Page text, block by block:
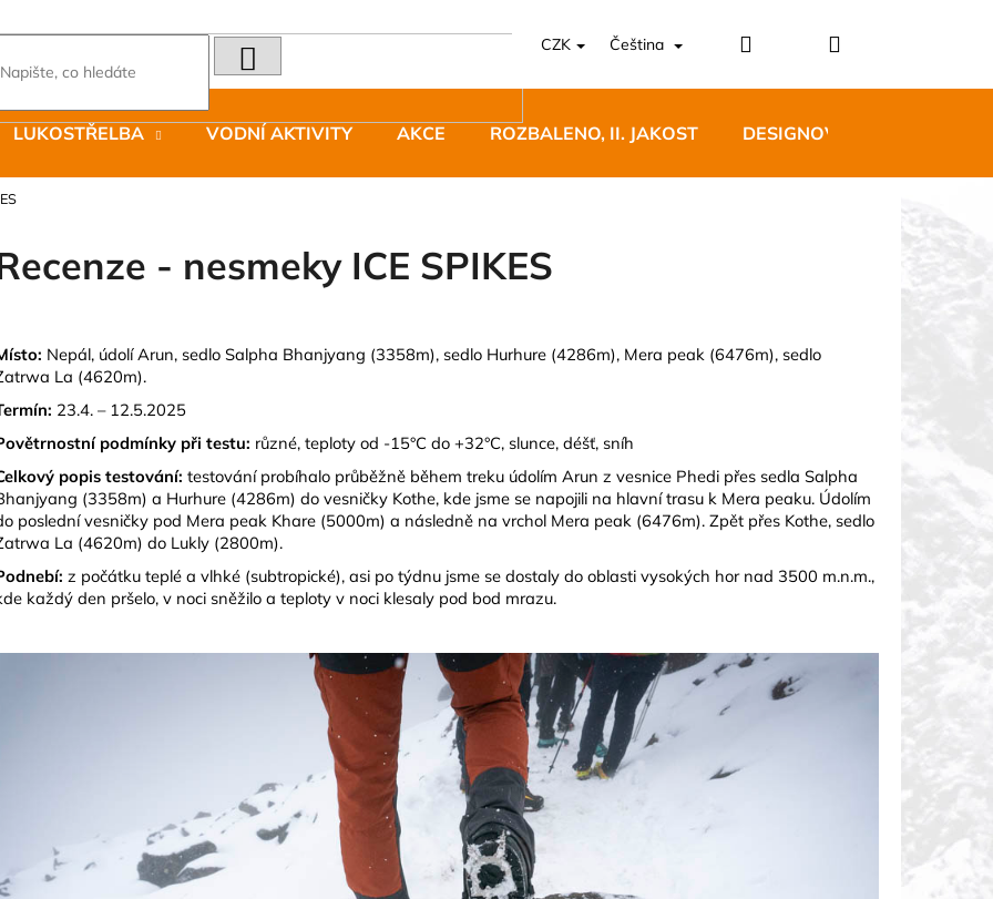
CZK Čeština PřihlášeníNákupní
LUKOSTŘELBA VODNÍ AKTIVITY AKCE ROZBALENO, II. JAKOST DESIGNOVÝ NÁBYTEK
- nesmeky ICE SPIKES
Nepál, údolí Arun, sedlo Salpha Bhanjyang (3358m), sedlo Hurhure (4286m), Mera peak (6476m), sedlo
La (4620m).
23.4. – 12.5.2025
podmínky při testu: různé, teploty od -15°C do +32°C, slunce, déšť, sníh
popis testování: testování probíhalo průběžně během treku údolím Arun z vesnice Phedi přes sedla Salpha
(3358m) a Hurhure (4286m) do vesničky Kothe, kde jsme se napojili na hlavní trasu k Mera peaku. Údolím
poslední vesničky pod Mera peak Khare (5000m) a následně na vrchol Mera peak (6476m). Zpět přes Kothe, sedlo
La (4620m) do Lukly (2800m).
z počátku teplé a vlhké (subtropické), asi po týdnu jsme se dostaly do oblasti vysokých hor nad 3500 m.n.m.,
každý den pršelo, v noci sněžilo a teploty v noci klesaly pod bod mrazu.
Co potřebujete najít?
LÁHEV HLINÍK FUTURA 1500
MODRÁ
JOMA SIERRA 25 BĚŽECKÉ TRAILOVÉ
BOTY PÁNSKÉ BLUE